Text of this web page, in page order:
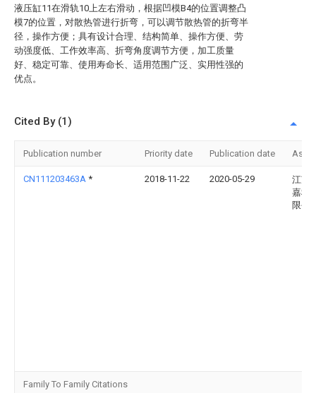
液压缸11在滑轨10上左右滑动，根据凹模B4的位置调整凸
模7的位置，对散热管进行折弯，可以调节散热管的折弯半
径，操作方便；具有设计合理、结构简单、操作方便、劳
动强度低、工作效率高、折弯角度调节方便，加工质量
好、稳定可靠、使用寿命长、适用范围广泛、实用性强的
优点。
Cited By (1)
Publication number Priority date Publication date
CN111203463A * 2018-11-22 2020-05-29
江苏
嘉科
限公
Family To Family Citations